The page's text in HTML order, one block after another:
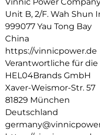
einen gleichmäßigen
Ideal für:
Fernbedienungen
Mäuse
Tastaturen
Spielzeug
Taschenlampen
Andere batteriebetriebene
Unit B, 2/F. Wah Shun
999077 Yau Tong Bay
China
https://vinnicpower.de
Verantwortliche für die
HEL04Brands GmbH
Xaver-Weismor-Str. 57
81829 München
Deutschland